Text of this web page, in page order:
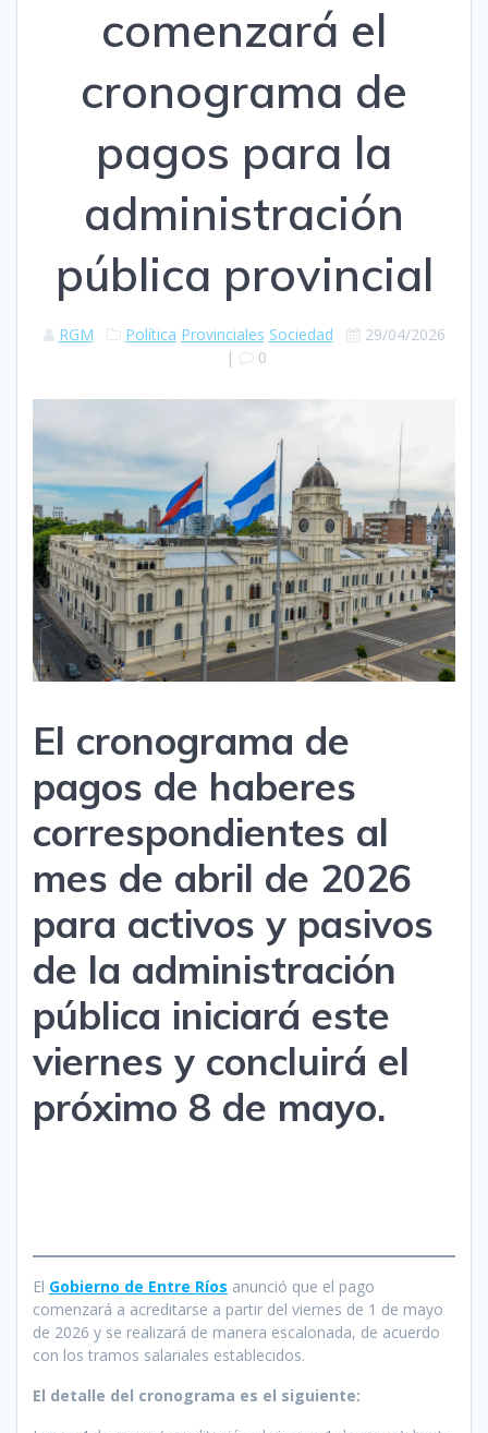
comenzará el
cronograma de
pagos para la
administración
pública provincial
RGM Política Provinciales Sociedad
29/04/2026
|
0
El cronograma de
pagos de haberes
correspondientes al
mes de abril de 2026
para activos y pasivos
de la administración
pública iniciará este
viernes y concluirá el
próximo 8 de mayo.
El Gobierno de Entre Ríos anunció que el pago
comenzará a acreditarse a partir del viernes de 1 de mayo
de 2026 y se realizará de manera escalonada, de acuerdo
con los tramos salariales establecidos.
El detalle del cronograma es el siguiente: